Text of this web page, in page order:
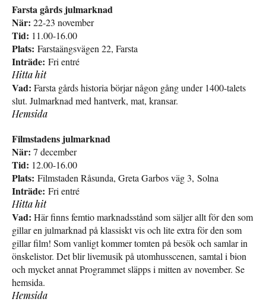
Farsta gårds julmarknad
När: 22-23 november
Tid: 11.00-16.00
Plats: Farstaängsvägen 22, Farsta
Inträde: Fri entré
Hitta hit
Vad: Farsta gårds historia börjar någon gång under 1400-talets
slut. Julmarknad med hantverk, mat, kransar.
Hemsida
Filmstadens julmarknad
När: 7 december
Tid: 12.00-16.00
Plats: Filmstaden Råsunda, Greta Garbos väg 3, Solna
Inträde: Fri entré
Hitta hit
Vad: Här finns femtio marknadsstånd som säljer allt för den som
gillar en julmarknad på klassiskt vis och lite extra för den som
gillar film! Som vanligt kommer tomten på besök och samlar in
önskelistor. Det blir livemusik på utomhusscenen, samtal i bion
och mycket annat Programmet släpps i mitten av november. Se
hemsida.
Hemsida